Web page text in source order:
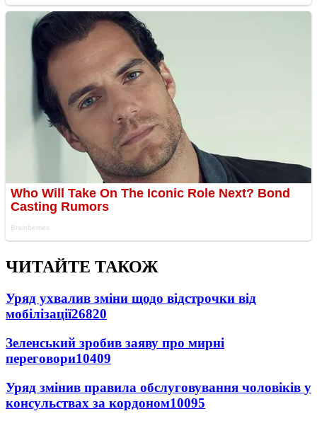
ЧИТАЙТЕ ТАКОЖ
Уряд ухвалив зміни щодо відстрочки від
мобілізації26820
Зеленський зробив заяву про мирні
переговори10409
Уряд змінив правила обслуговування чоловіків у
консульствах за кордоном10095